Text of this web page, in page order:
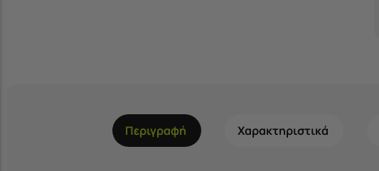
Περιγραφή Χαρακτηριστικά